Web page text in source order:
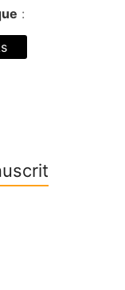
: